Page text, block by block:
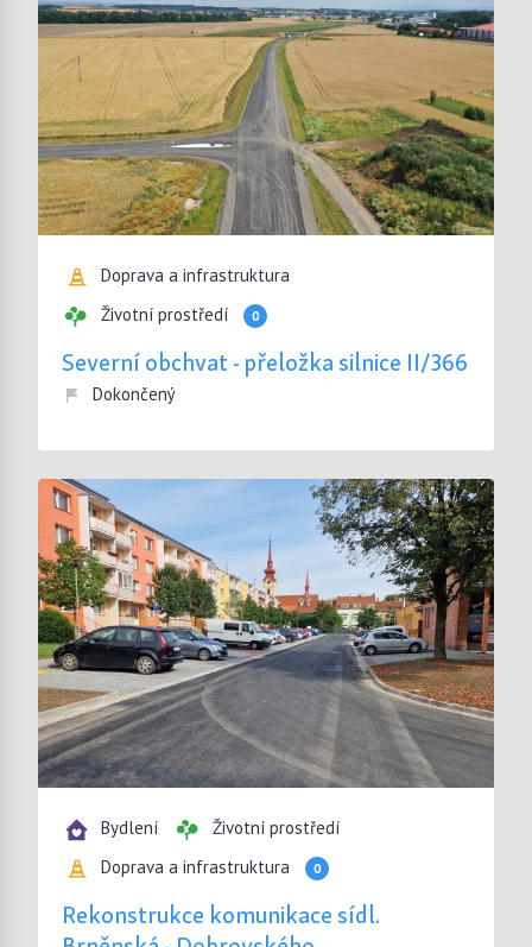
Doprava a infrastruktura
Životní prostředí
0
Severní obchvat - přeložka silnice II/366
Dokončený
Bydlení
Životní prostředí
Doprava a infrastruktura
0
Rekonstrukce komunikace sídl.